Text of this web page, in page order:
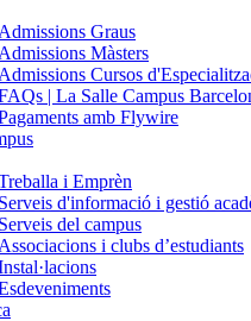
Admissions Graus
Admissions Màsters
Admissions Cursos
| La Salle Campus
amb Flywire
i Emprèn
Serveis d'informació i gestió
Serveis del campus
Associacions i clubs d’estudiants